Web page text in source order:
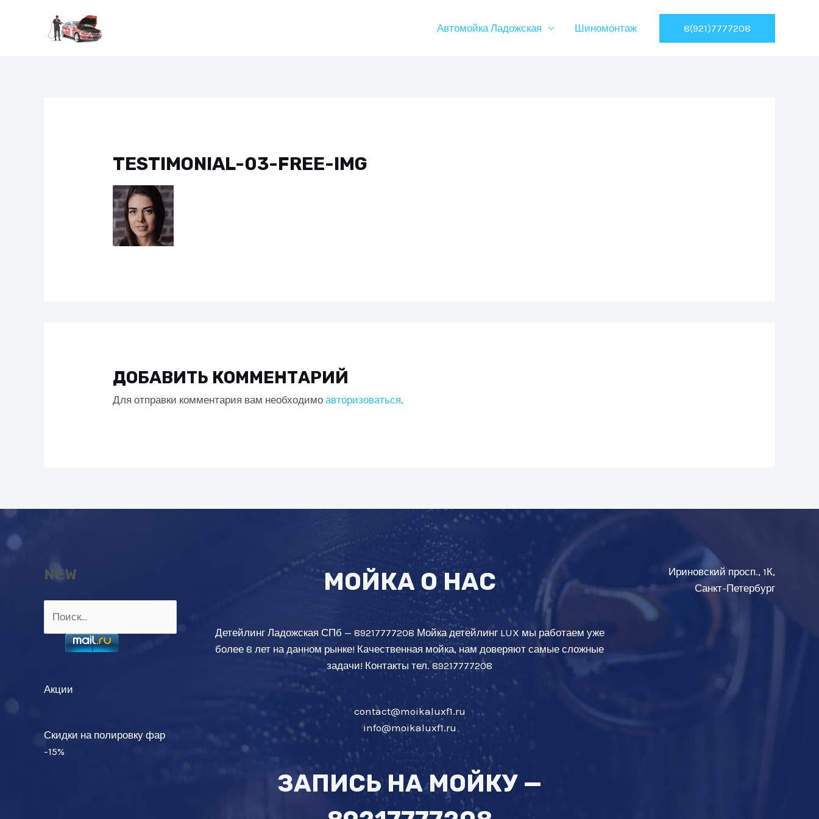
содержимому
Автомойка Ладожская Шиномонтаж 8(921)7777208
TESTIMONIAL-03-FREE-IMG
ДОБАВИТЬ КОММЕНТАРИЙ
Для отправки комментария вам необходимоавторизоваться.
NEW
Акции
Скидки на полировку фар
-15%
МОЙКА О НАС
Детейлинг Ладожская СПб — 89217777208 Мойка детейлинг LUX мы работаем уже
более 8 лет на данном рынке! Качественная мойка, нам доверяют самые сложные
задачи! Контакты тел. 89217777208
contact@moikaluxf1.ru
info@moikaluxf1.ru
ЗАПИСЬ НА МОЙКУ —
Ириновский просп., 1К,
Санкт-Петербург